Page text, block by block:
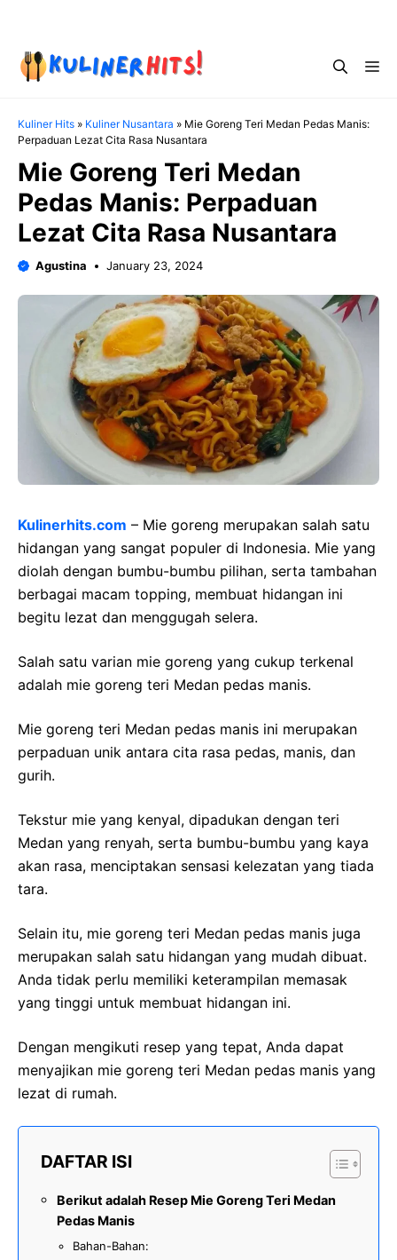
content
Kuliner Hits » Kuliner Nusantara » Mie Goreng Teri Medan Pedas Manis:
Perpaduan Lezat Cita Rasa Nusantara
Mie Goreng Teri Medan
Pedas Manis: Perpaduan
Lezat Cita Rasa Nusantara
Agustina January 23, 2024
Kulinerhits.com – Mie goreng merupakan salah satu
hidangan yang sangat populer di Indonesia. Mie yang
diolah dengan bumbu-bumbu pilihan, serta tambahan
berbagai macam topping, membuat hidangan ini
begitu lezat dan menggugah selera.
Salah satu varian mie goreng yang cukup terkenal
adalah mie goreng teri Medan pedas manis.
Mie goreng teri Medan pedas manis ini merupakan
perpaduan unik antara cita rasa pedas, manis, dan
gurih.
Tekstur mie yang kenyal, dipadukan dengan teri
Medan yang renyah, serta bumbu-bumbu yang kaya
akan rasa, menciptakan sensasi kelezatan yang tiada
tara.
Selain itu, mie goreng teri Medan pedas manis juga
merupakan salah satu hidangan yang mudah dibuat.
Anda tidak perlu memiliki keterampilan memasak
yang tinggi untuk membuat hidangan ini.
Dengan mengikuti resep yang tepat, Anda dapat
menyajikan mie goreng teri Medan pedas manis yang
lezat di rumah.
DAFTAR ISI
Berikut adalah Resep Mie Goreng Teri Medan
Pedas Manis
Bahan-Bahan: